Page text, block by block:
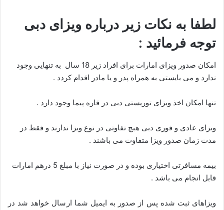
لطفا به نکات زیر درباره ویزای دبی
توجه فرمائید :
امکان صدور ویزای امارات برای افراد زیر 18 سال به تنهایی وجود
ندارد و می بایستی به همراه پدر و یا مادر اقدام کردد .
تنها امکان اخذ ویزای توریستی دبی در قاره پیما وجود دارد .
ویزای عادی و فوری دبی هیچ تفاوتی در نوع ویزا ندارند و فقط در
مدت زمان صدور ویزا متفاوت می باشند .
بیمه مسافرتی اختیاری بوده و در صورت نیاز با مبلغ 5 درهم امارات
قابل انجام می باشد .
ویزاهای ثبت شده پس از صدور به ایمیل شما ارسال خواهد شد در